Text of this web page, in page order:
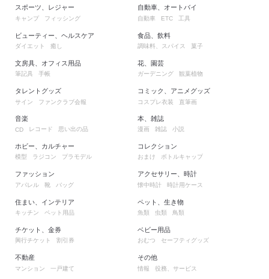
スポーツ、レジャー
キャンプ フィッシング
ビューティー、ヘルスケア
ダイエット 癒し
文房具、オフィス用品
筆記具 手帳
タレントグッズ
サイン ファンクラブ会報
自動車、オートバイ
自動車 ETC 工具
食品、飲料
調味料、スパイス 菓子
花、園芸
ガーデニング 観葉植物
コミック、アニメグッズ
コスプレ衣装 直筆画
音楽
CD レコード 思い出の品
ホビー、カルチャー
模型 ラジコン プラモデル
ファッション
アパレル 靴 バッグ
住まい、インテリア
キッチン ペット用品
チケット、金券
興行チケット 割引券
不動産
マンション 一戸建て
本、雑誌
漫画 雑誌 小説
コレクション
おまけ ボトルキャップ
アクセサリー、時計
懐中時計 時計用ケース
ペット、生き物
魚類 虫類 鳥類
ベビー用品
おむつ セーフティグッズ
その他
情報 役務、サービス